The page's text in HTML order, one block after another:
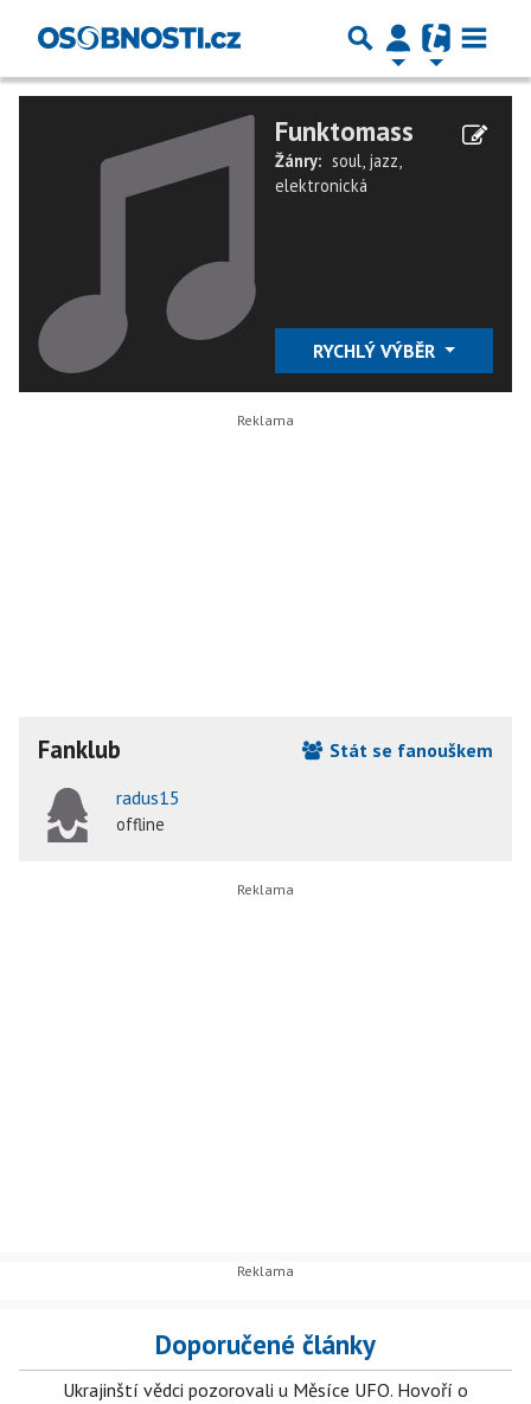
Funktomass
Žánry: soul, jazz,
elektronická
RYCHLÝ VÝBĚR
Fanklub
Stát se fanouškem
radus15
offline
Doporučené články
Ukrajinští vědci pozorovali u Měsíce UFO. Hovoří o